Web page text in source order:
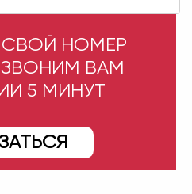
СВОЙ НОМЕР
ВАМ
5 МИНУТ